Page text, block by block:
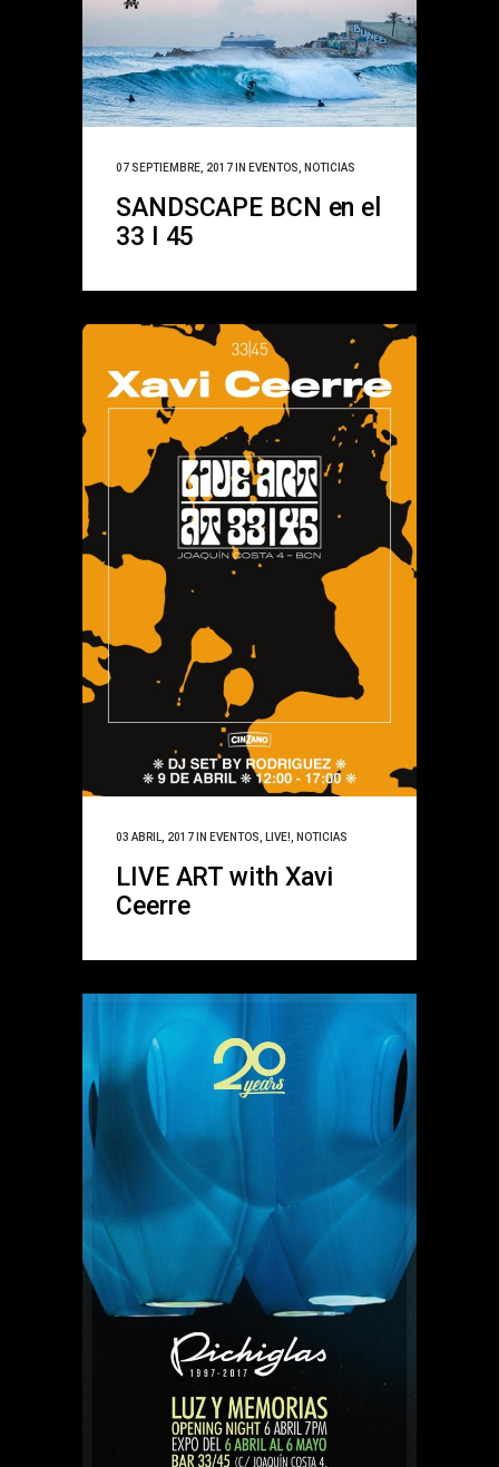
07 SEPTIEMBRE, 2017 IN EVENTOS NOTICIAS
SANDSCAPE BCN en el
33 I 45
03 ABRIL, 2017 IN EVENTOS LIVE! NOTICIAS
LIVE ART with Xavi
Ceerre